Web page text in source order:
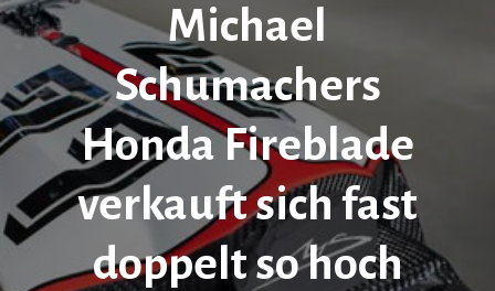
Michael
Schumachers
Honda Fireblade
verkauft sich fast
doppelt so hoch